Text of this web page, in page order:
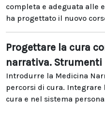
completa e adeguata alle
ha progettato il nuovo
Progettare la cura
narrativa.
Introdurre la Medicina
percorsi di cura. Integrare
cura e nel sistema